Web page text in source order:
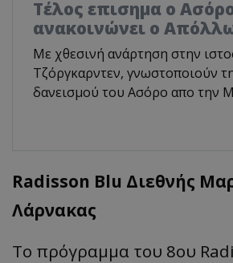
Tέλος επισημα ο
ανακοινώνει ο
Με χθεσινή ανάρτηση στην
Τζόργκαρντεν, γνωστοποιούν
δανεισμού του Ασόρο απο την
Radisson Blu Διεθνής
Λάρνακας
Το πρόγραμμα του 8ου